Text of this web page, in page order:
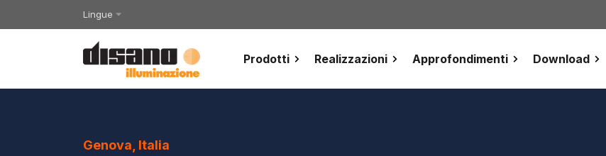
Lingue
Prodotti Realizzazioni Approfondimenti Download
Genova, Italia